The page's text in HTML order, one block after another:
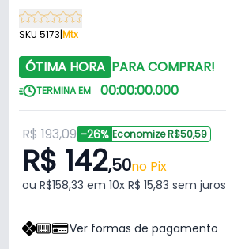
SKU 5173|Mtx
ÓTIMA HORA PARA COMPRAR!
TERMINA EM 00:00:00.000
R$ 193,09 -26% Economize R$50,59
R$ 142,50no Pix
ou R$158,33 em 10x R$ 15,83 sem juros
Ver formas de pagamento